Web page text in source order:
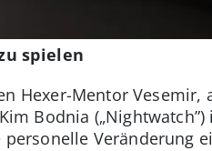
spielen
Hexer-Mentor Vesemir,
Bodnia
Veränderung